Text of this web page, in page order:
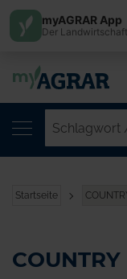
Startseite
myAGRAR App
Der